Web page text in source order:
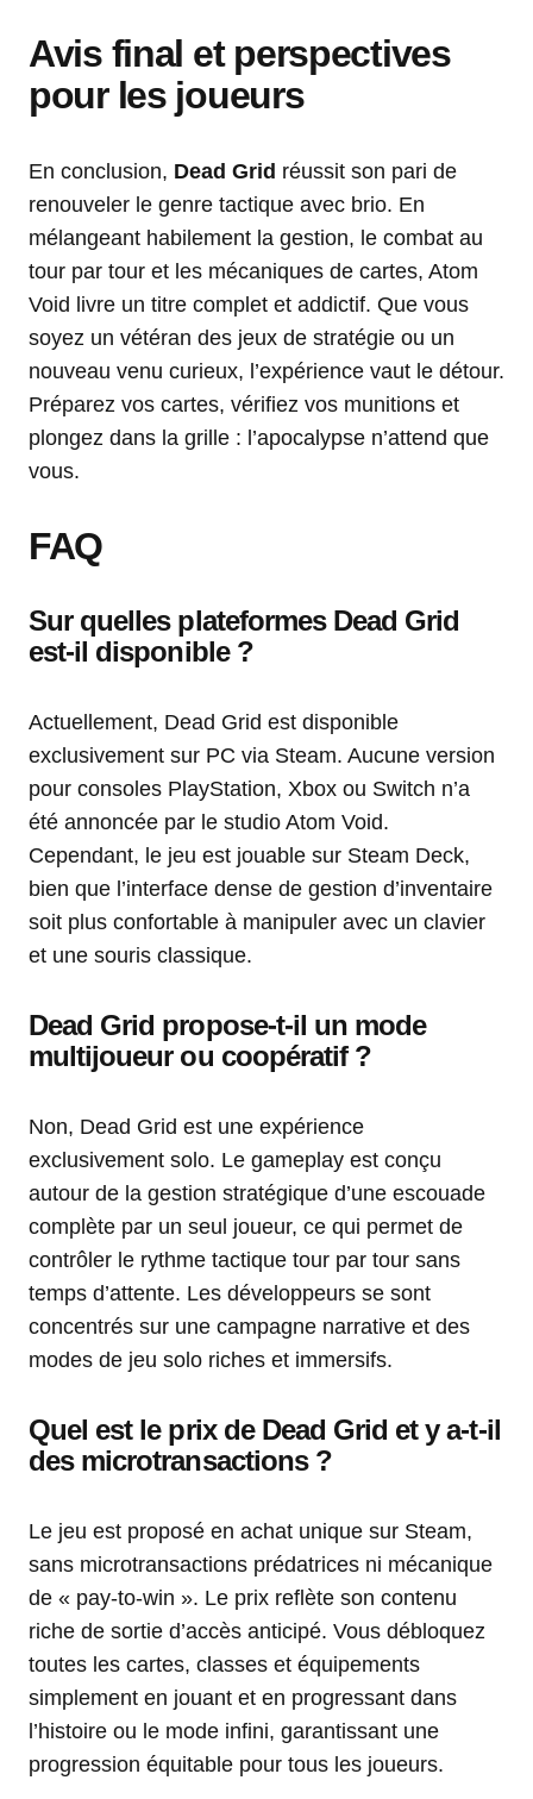
Avis final et perspectives
pour les joueurs
En conclusion, Dead Grid réussit son pari de
renouveler le genre tactique avec brio. En
mélangeant habilement la gestion, le combat au
tour par tour et les mécaniques de cartes, Atom
Void livre un titre complet et addictif. Que vous
soyez un vétéran des jeux de stratégie ou un
nouveau venu curieux, l’expérience vaut le détour.
Préparez vos cartes, vérifiez vos munitions et
plongez dans la grille : l’apocalypse n’attend que
vous.
FAQ
Sur quelles plateformes Dead Grid
est-il disponible ?
Actuellement, Dead Grid est disponible
exclusivement sur PC via Steam. Aucune version
pour consoles PlayStation, Xbox ou Switch n’a
été annoncée par le studio Atom Void.
Cependant, le jeu est jouable sur Steam Deck,
bien que l’interface dense de gestion d’inventaire
soit plus confortable à manipuler avec un clavier
et une souris classique.
Dead Grid propose-t-il un mode
multijoueur ou coopératif ?
Non, Dead Grid est une expérience
exclusivement solo. Le gameplay est conçu
autour de la gestion stratégique d’une escouade
complète par un seul joueur, ce qui permet de
contrôler le rythme tactique tour par tour sans
temps d’attente. Les développeurs se sont
concentrés sur une campagne narrative et des
modes de jeu solo riches et immersifs.
Quel est le prix de Dead Grid et y a-t-il
des microtransactions ?
Le jeu est proposé en achat unique sur Steam,
sans microtransactions prédatrices ni mécanique
de « pay-to-win ». Le prix reflète son contenu
riche de sortie d’accès anticipé. Vous débloquez
toutes les cartes, classes et équipements
simplement en jouant et en progressant dans
l’histoire ou le mode infini, garantissant une
progression équitable pour tous les joueurs.